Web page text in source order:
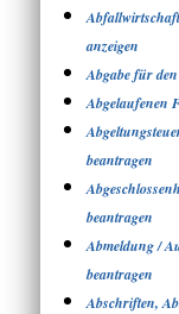
anzeigen
Abgabe für
Abgelaufenen
beantragen
beantragen
Abmeldung /
beantragen
Abschriften,